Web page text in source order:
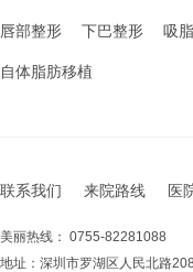
唇部整形 下巴整形 吸
自体脂肪移植
联系我们 来院路线 医
美丽热线： 0755-82281088
地址：深圳市罗湖区人民北路